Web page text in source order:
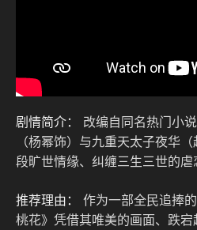
剧情简介：
改编自同名热门小
（杨幂饰）与九重天太子夜华
段旷世情缘、纠缠三生三世的虐
推荐理由：
作为一部全民追捧
桃花》凭借其唯美的画面、跌